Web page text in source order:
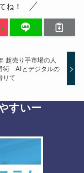
ね！
超売り手市場の人
術 AIとデジタルの
りて
すいー